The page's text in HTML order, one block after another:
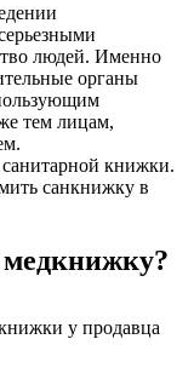
людей. Именно
органы
тем лицам,
санитарной книжки.
санкнижку в
у продавца